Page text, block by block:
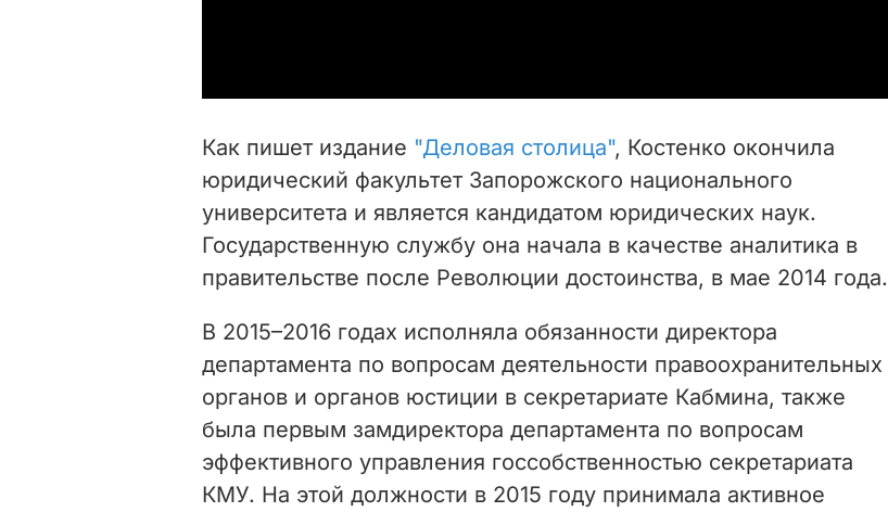
i
d
e
o
Как пишет издание "Деловая столица", Костенко окончила
юридический факультет Запорожского национального
университета и является кандидатом юридических наук.
Государственную службу она начала в качестве аналитика в
правительстве после Революции достоинства, в мае 2014 года.
В 2015–2016 годах исполняла обязанности директора
департамента по вопросам деятельности правоохранительных
органов и органов юстиции в секретариате Кабмина, также
была первым замдиректора департамента по вопросам
эффективного управления госсобственностью секретариата
КМУ. На этой должности в 2015 году принимала активное